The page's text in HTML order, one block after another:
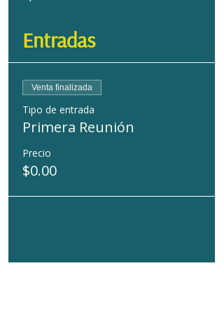
Entradas
Venta finalizada
Tipo de entrada
Primera Reunión
Precio
$0.00